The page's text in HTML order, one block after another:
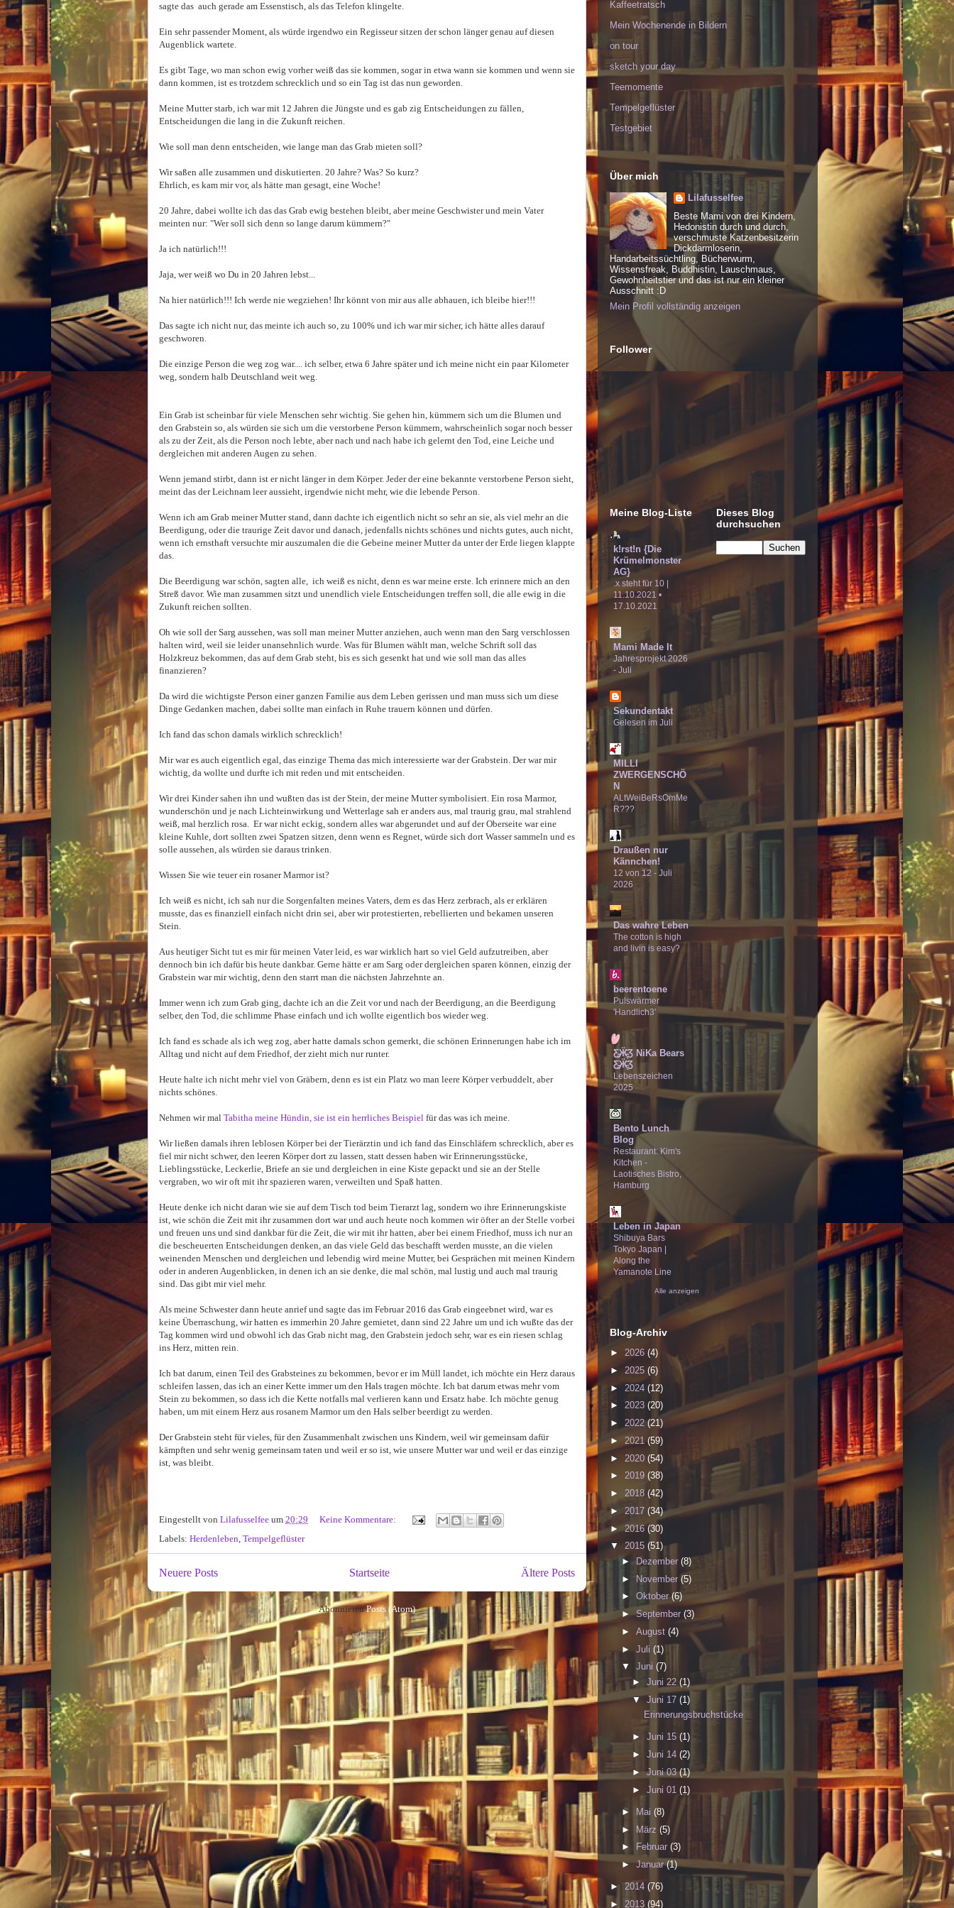
sagte das auch gerade am Essenstisch, als das Telefon klingelte.
Ein sehr passender Moment, als würde irgendwo ein Regisseur sitzen der schon länger genau auf diesen
Augenblick wartete.
Es gibt Tage, wo man schon ewig vorher weiß das sie kommen, sogar in etwa wann sie kommen und wenn sie
dann kommen, ist es trotzdem schrecklich und so ein Tag ist das nun geworden.
Meine Mutter starb, ich war mit 12 Jahren die Jüngste und es gab zig Entscheidungen zu fällen,
Entscheidungen die lang in die Zukunft reichen.
Wie soll man denn entscheiden, wie lange man das Grab mieten soll?
Wir saßen alle zusammen und diskutierten. 20 Jahre? Was? So kurz?
Ehrlich, es kam mir vor, als hätte man gesagt, eine Woche!
20 Jahre, dabei wollte ich das das Grab ewig bestehen bleibt, aber meine Geschwister und mein Vater
meinten nur: "Wer soll sich denn so lange darum kümmern?"
Ja ich natürlich!!!
Jaja, wer weiß wo Du in 20 Jahren lebst...
Na hier natürlich!!! Ich werde nie wegziehen! Ihr könnt von mir aus alle abhauen, ich bleibe hier!!!
Das sagte ich nicht nur, das meinte ich auch so, zu 100% und ich war mir sicher, ich hätte alles darauf
geschworen.
Die einzige Person die weg zog war.... ich selber, etwa 6 Jahre später und ich meine nicht ein paar Kilometer
weg, sondern halb Deutschland weit weg.
Ein Grab ist scheinbar für viele Menschen sehr wichtig. Sie gehen hin, kümmern sich um die Blumen und
den Grabstein so, als würden sie sich um die verstorbene Person kümmern, wahrscheinlich sogar noch besser
als zu der Zeit, als die Person noch lebte, aber nach und nach habe ich gelernt den Tod, eine Leiche und
dergleichen mit anderen Augen zu sehen.
Wenn jemand stirbt, dann ist er nicht länger in dem Körper. Jeder der eine bekannte verstorbene Person sieht,
meint das der Leichnam leer aussieht, irgendwie nicht mehr, wie die lebende Person.
Wenn ich am Grab meiner Mutter stand, dann dachte ich eigentlich nicht so sehr an sie, als viel mehr an die
Beerdigung, oder die traurige Zeit davor und danach, jedenfalls nichts schönes und nichts gutes, auch nicht,
wenn ich ernsthaft versuchte mir auszumalen die die Gebeine meiner Mutter da unter der Erde liegen klappte
das.
Die Beerdigung war schön, sagten alle, ich weiß es nicht, denn es war meine erste. Ich erinnere mich an den
Streß davor. Wie man zusammen sitzt und unendlich viele Entscheidungen treffen soll, die alle ewig in die
Zukunft reichen sollten.
Oh wie soll der Sarg aussehen, was soll man meiner Mutter anziehen, auch wenn man den Sarg verschlossen
halten wird, weil sie leider unansehnlich wurde. Was für Blumen wählt man, welche Schrift soll das
Holzkreuz bekommen, das auf dem Grab steht, bis es sich gesenkt hat und wie soll man das alles
finanzieren?
Da wird die wichtigste Person einer ganzen Familie aus dem Leben gerissen und man muss sich um diese
Dinge Gedanken machen, dabei sollte man einfach in Ruhe trauern können und dürfen.
Ich fand das schon damals wirklich schrecklich!
Mir war es auch eigentlich egal, das einzige Thema das mich interessierte war der Grabstein. Der war mir
wichtig, da wollte und durfte ich mit reden und mit entscheiden.
Wir drei Kinder sahen ihn und wußten das ist der Stein, der meine Mutter symbolisiert. Ein rosa Marmor,
wunderschön und je nach Lichteinwirkung und Wetterlage sah er anders aus, mal traurig grau, mal strahlend
weiß, mal herzlich rosa. Er war nicht eckig, sondern alles war abgerundet und auf der Oberseite war eine
kleine Kuhle, dort sollten zwei Spatzen sitzen, denn wenn es Regnet, würde sich dort Wasser sammeln und es
solle aussehen, als würden sie daraus trinken.
Wissen Sie wie teuer ein rosaner Marmor ist?
Ich weiß es nicht, ich sah nur die Sorgenfalten meines Vaters, dem es das Herz zerbrach, als er erklären
musste, das es finanziell einfach nicht drin sei, aber wir protestierten, rebellierten und bekamen unseren
Stein.
Aus heutiger Sicht tut es mir für meinen Vater leid, es war wirklich hart so viel Geld aufzutreiben, aber
dennoch bin ich dafür bis heute dankbar. Gerne hätte er am Sarg oder dergleichen sparen können, einzig der
Grabstein war mir wichtig, denn den starrt man die nächsten Jahrzehnte an.
Immer wenn ich zum Grab ging, dachte ich an die Zeit vor und nach der Beerdigung, an die Beerdigung
selber, den Tod, die schlimme Phase einfach und ich wollte eigentlich bos wieder weg.
Ich fand es schade als ich weg zog, aber hatte damals schon gemerkt, die schönen Erinnerungen habe ich im
Alltag und nicht auf dem Friedhof, der zieht mich nur runter.
Heute halte ich nicht mehr viel von Gräbern, denn es ist ein Platz wo man leere Körper verbuddelt, aber
nichts schönes.
Nehmen wir mal Tabitha meine Hündin, sie ist ein herrliches Beispiel für das was ich meine.
Wir ließen damals ihren leblosen Körper bei der Tierärztin und ich fand das Einschläfern schrecklich, aber es
fiel mir nicht schwer, den leeren Körper dort zu lassen, statt dessen haben wir Erinnerungsstücke,
Lieblingsstücke, Leckerlie, Briefe an sie und dergleichen in eine Kiste gepackt und sie an der Stelle
vergraben, wo wir oft mit ihr spazieren waren, verweilten und Spaß hatten.
Heute denke ich nicht daran wie sie auf dem Tisch tod beim Tierarzt lag, sondern wo ihre Erinnerungskiste
ist, wie schön die Zeit mit ihr zusammen dort war und auch heute noch kommen wir öfter an der Stelle vorbei
und freuen uns und sind dankbar für die Zeit, die wir mit ihr hatten, aber bei einem Friedhof, muss ich nur an
die bescheuerten Entscheidungen denken, an das viele Geld das beschafft werden musste, an die vielen
weinenden Menschen und dergleichen und lebendig wird meine Mutter, bei Gesprächen mit meinen Kindern
oder in anderen Augenblicken, in denen ich an sie denke, die mal schön, mal lustig und auch mal traurig
sind. Das gibt mir viel mehr.
Als meine Schwester dann heute anrief und sagte das im Februar 2016 das Grab eingeebnet wird, war es
keine Überraschung, wir hatten es immerhin 20 Jahre gemietet, dann sind 22 Jahre um und ich wußte das der
Tag kommen wird und obwohl ich das Grab nicht mag, den Grabstein jedoch sehr, war es ein riesen schlag
ins Herz, mitten rein.
Ich bat darum, einen Teil des Grabsteines zu bekommen, bevor er im Müll landet, ich möchte ein Herz daraus
schleifen lassen, das ich an einer Kette immer um den Hals tragen möchte. Ich bat darum etwas mehr vom
Stein zu bekommen, so dass ich die Kette notfalls mal verlieren kann und Ersatz habe. Ich möchte genug
haben, um mit einem Herz aus rosanem Marmor um den Hals selber beerdigt zu werden.
Der Grabstein steht für vieles, für den Zusammenhalt zwischen uns Kindern, weil wir gemeinsam dafür
kämpften und sehr wenig gemeinsam taten und weil er so ist, wie unsere Mutter war und weil er das einzige
ist, was bleibt.
Eingestellt von Lilafusselfee um 20:29
Keine Kommentare:
Labels: Herdenleben, Tempelgeflüster
Neuere Posts Ältere Posts
Startseite
AbonnierenPosts (Atom)
Kaffeetratsch
Mein Wochenende in Bildern
on tour
sketch your day
Teemomente
Tempelgeflüster
Testgebiet
Über mich
Lilafusselfee
Beste Mami von drei Kindern,
Hedonistin durch und durch,
verschmuste Katzenbesitzerin
Dickdarmloserin,
Handarbeitssüchtling, Bücherwurm,
Wissensfreak, Buddhistin, Lauschmaus,
Gewohnheitstier und das ist nur ein kleiner
Ausschnitt :D
Mein Profil vollständig anzeigen
Follower
Meine Blog-Liste
k!rst!n {Die
Krümelmonster
AG}
.x steht für 10 |
11.10.2021 •
17.10.2021
Mami Made It
Jahresprojekt 2026
- Juli
Sekundentakt
Gelesen im Juli
MILLI
ZWERGENSCHÖ
N
ALtWeiBeRsOmMe
R???
Draußen nur
Kännchen!
12 von 12 - Juli
2026
Das wahre Leben
The cotton is high
and livin is easy?
beerentoene
Pulswärmer
'Handlich3'
Ƹ̵̡Ӝ̵̨̄Ʒ NiKa Bears
Ƹ̵̡Ӝ̵̨̄Ʒ
Lebenszeichen
2025
Bento Lunch
Blog
Restaurant: Kim's
Kitchen -
Laotisches Bistro,
Hamburg
Leben in Japan
Shibuya Bars
Tokyo Japan |
Along the
Yamanote Line
Alle anzeigen
Dieses Blog
durchsuchen
Blog-Archiv
► 2026 (4)
► 2025 (6)
► 2024 (12)
► 2023 (20)
► 2022(21)
► 2021 (59)
► 2020 (54)
► 2019 (38)
► 2018 (42)
► 2017 (34)
► 2016(30)
▼ 2015 (51)
► Dezember (8)
► November (5)
► Oktober(6)
►September (3)
► August (4)
► Juli (1)
▼ Juni (7)
►Juni 22(1)
▼Juni 17(1)
Erinnerungsbruchstücke
►Juni 15(1)
►Juni 14(2)
►Juni 03(1)
►Juni 01(1)
► Mai (8)
► März (5)
►
Februar (3)
►Januar(1)
► 2014 (76)
► 2013 (94)